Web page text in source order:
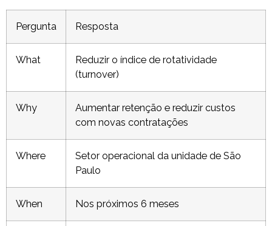
Pergunta Resposta
What
Reduzir o índice de rotatividade
(turnover)
Why
Aumentar retenção e reduzir custos
com novas contratações
Where
Setor operacional da unidade de São
Paulo
When Nos próximos 6 meses